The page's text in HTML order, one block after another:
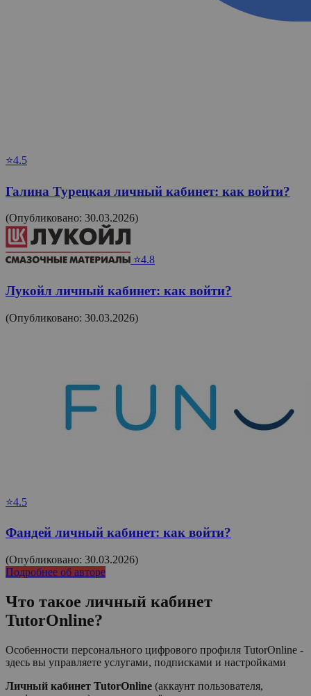
⭐4.5
Галина Турецкая личный кабинет: как войти?
(Опубликовано: 30.03.2026)
⭐4.8
Лукойл личный кабинет: как войти?
(Опубликовано: 30.03.2026)
⭐4.5
Фандей личный кабинет: как войти?
(Опубликовано: 30.03.2026)
Подробнее об авторе
Что такое личный кабинет
TutorOnline?
Особенности персонального цифрового профиля TutorOnline -
здесь вы управляете услугами, подписками и настройками
Личный кабинет TutorOnline (аккаунт пользователя,